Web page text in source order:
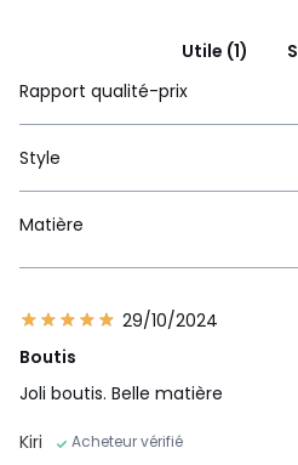
Utile (1)
Rapport qualité-prix
Style
Matière
29/10/2024
Boutis
Joli boutis. Belle matière
Kiri
Acheteur vérifié